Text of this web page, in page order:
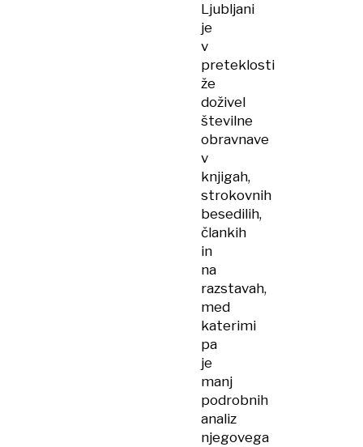
Ljubljani
je
v
preteklosti
že
doživel
številne
obravnave
v
knjigah,
strokovnih
besedilih,
člankih
in
na
razstavah,
med
katerimi
pa
je
manj
podrobnih
analiz
njegovega